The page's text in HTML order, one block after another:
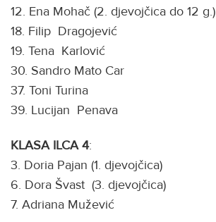
12. Ena Mohač (2. djevojčica do 12 g.)
18. Filip Dragojević
19. Tena Karlović
30. Sandro Mato Car
37. Toni Turina
39. Lucijan Penava
KLASA ILCA 4:
3. Doria Pajan (1. djevojčica)
6. Dora Švast (3. djevojčica)
7. Adriana Mužević